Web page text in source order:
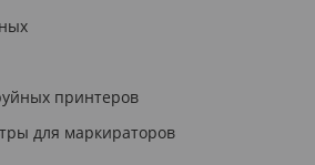
принтеров
для маркираторов